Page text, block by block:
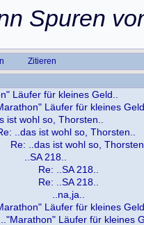
Spuren
Zitieren
Läufer für kleines Geld..
Läufer für kleines Geld..
ist wohl so, Thorsten..
..das ist wohl so, Thorsten..
Re: ..das ist wohl so, Thorsten..
..SA 218..
Re: ..SA 218..
Re: ..SA 218..
..na,ja..
Läufer für kleines Geld..
Läufer für kleines